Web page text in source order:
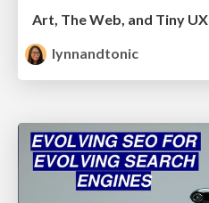
Art, The Web, and Tiny UX
lynnandtonic